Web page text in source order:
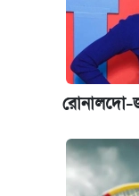
রোনালদো-